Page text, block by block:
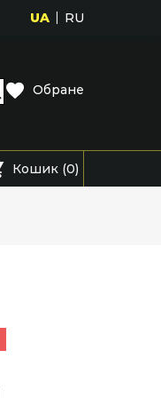
UA RU
Обране
Кошик (0)